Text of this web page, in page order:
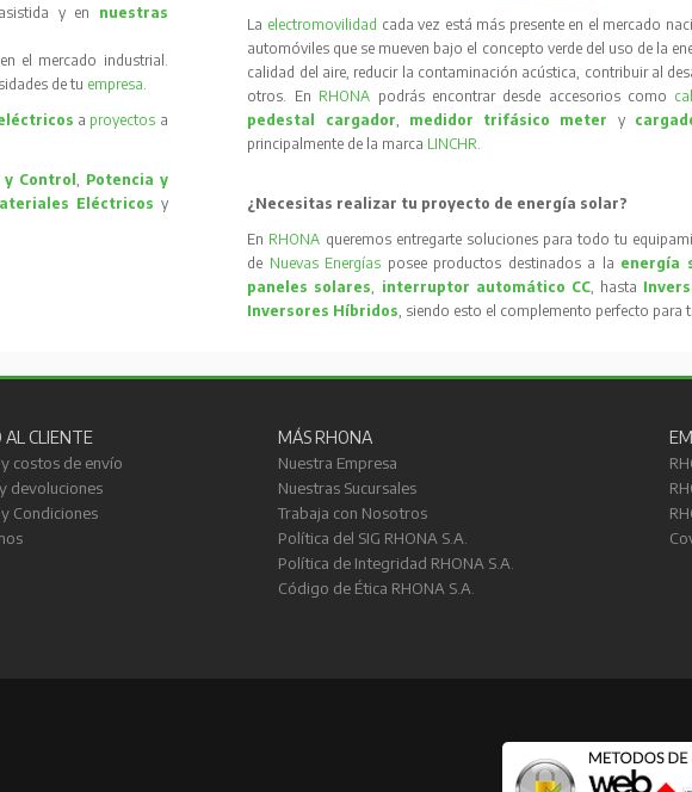
y en nuestras
el mercado industrial.
de tu empresa.
a proyectos a
y Control, Potencia y
Eléctricos y
La electromovilidad cada vez está más presente en el mercado
automóviles que se mueven bajo el concepto verde del uso de la
calidad del aire, reducir la contaminación acústica, contribuir al
otros. En RHONA podrás encontrar desde accesorios como
pedestal cargador, medidor trifásico meter y
principalmente de la marca LINCHR.
¿Necesitas realizar tu proyecto de energía solar?
En RHONA queremos entregarte soluciones para todo tu
de Nuevas Energías posee productos destinados a la energía
paneles solares, interruptor automático CC, hasta
Inversores Híbridos, siendo esto el complemento perfecto para
AL CLIENTE
costos de envío
devoluciones
Condiciones
MÁS RHONA
Nuestra Empresa
Nuestras Sucursales
Trabaja con Nosotros
Política del SIG RHONA S.A.
Política de Integridad RHONA S.A.
Código de Ética RHONA S.A.